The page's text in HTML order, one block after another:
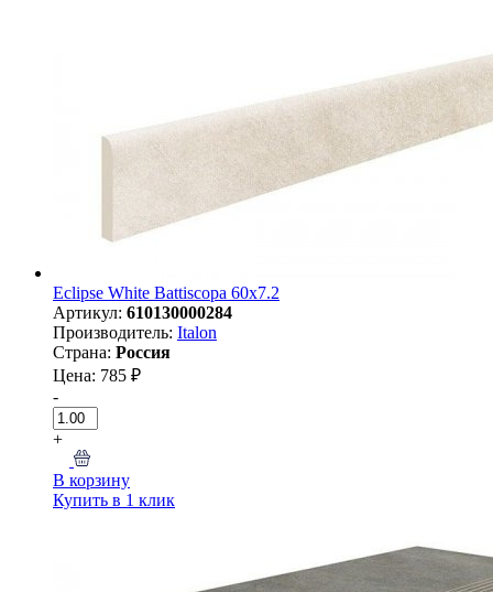
Eclipse White Battiscopa 60x7.2
Артикул: 610130000284
Производитель: Italon
Страна: Россия
Цена: 785 ₽
-
+
В корзину
Купить в 1 клик